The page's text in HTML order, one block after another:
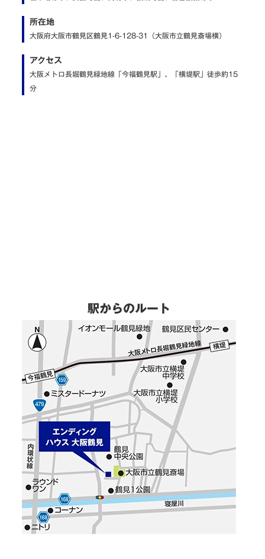
所在地
大阪府大阪市鶴見区鶴見1-6-128-31（大阪市立鶴見斎場横）
アクセス
大阪メトロ長堀鶴見緑地線「今福鶴見駅」、「横堤駅」徒歩約15
分
駅からのルート